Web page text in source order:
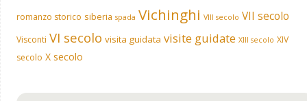
romanzo storico siberia spada Vichinghi VIII secolo VII secolo
Visconti VI secolo visita guidata visite guidate XIII secolo XIV
secolo X secolo